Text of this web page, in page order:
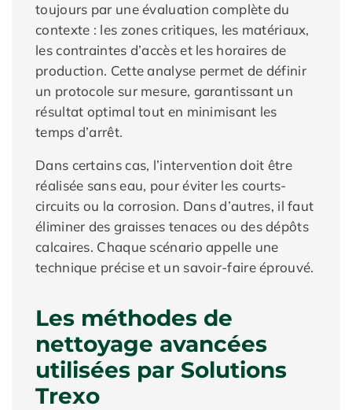
toujours par une évaluation complète du
contexte : les zones critiques, les matériaux,
les contraintes d’accès et les horaires de
production. Cette analyse permet de définir
un protocole sur mesure, garantissant un
résultat optimal tout en minimisant les
temps d’arrêt.
Dans certains cas, l’intervention doit être
réalisée sans eau, pour éviter les courts-
circuits ou la corrosion. Dans d’autres, il faut
éliminer des graisses tenaces ou des dépôts
calcaires. Chaque scénario appelle une
technique précise et un savoir-faire éprouvé.
Les méthodes de
nettoyage avancées
utilisées par Solutions
Trexo